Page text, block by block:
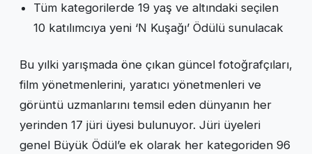
Tüm kategorilerde 19 yaş ve altındaki seçilen
10 katılımcıya yeni ‘N Kuşağı’ Ödülü sunulacak
Bu yılki yarışmada öne çıkan güncel fotoğrafçıları,
film yönetmenlerini, yaratıcı yönetmenleri ve
görüntü uzmanlarını temsil eden dünyanın her
yerinden 17 jüri üyesi bulunuyor. Jüri üyeleri
genel Büyük Ödül’e ek olarak her kategoriden 96